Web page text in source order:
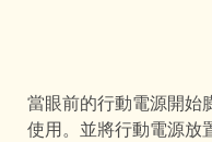
當眼前的行動電源開始
使用。並將行動電源放